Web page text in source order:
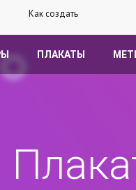
Как создать
ПЛАКАТЫ